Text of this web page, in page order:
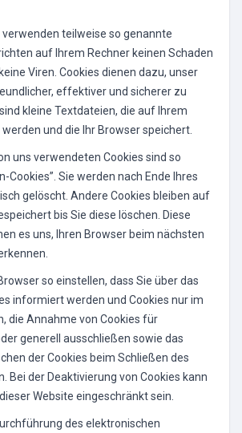
teilweise so genannte
auf Ihrem Rechner keinen Schaden
Viren. Cookies dienen dazu, unser
effektiver und sicherer zu
kleine Textdateien, die auf Ihrem
und die Ihr Browser speichert.
uns verwendeten Cookies sind so
Cookies”. Sie werden nach Ende Ihres
gelöscht. Andere Cookies bleiben auf
bis Sie diese löschen. Diese
es uns, Ihren Browser beim nächsten
so einstellen, dass Sie über das
informiert werden und Cookies nur im
die Annahme von Cookies für
generell ausschließen sowie das
der Cookies beim Schließen des
Bei der Deaktivierung von Cookies kann
Website eingeschränkt sein.
des elektronischen